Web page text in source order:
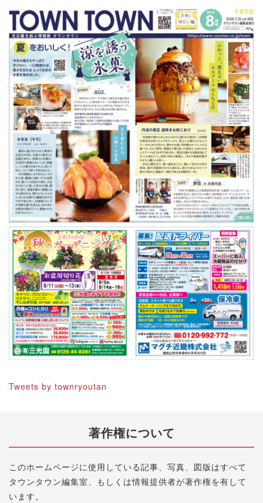
Tweets by townryoutan
著作権について
このホームページに使用している記事、写真、図版はすべて
タウンタウン編集室、もしくは情報提供者が著作権を有して
います。